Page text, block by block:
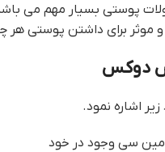
برای داشتن پوستی هر
دوکس
اشاره نمود.
سی وجود در خود